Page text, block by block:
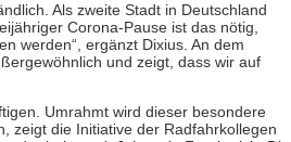
Als zweite Stadt in Deutschland
Corona-Pause ist das nötig,
werden“, ergänzt Dixius. An dem
und zeigt, dass wir auf
Umrahmt wird dieser besondere
zeigt die Initiative der Radfahrkollegen